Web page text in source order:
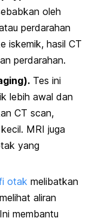
oleh
perdarahan
iskemik, hasil CT
perdarahan.
). Tes ini
lebih awal dan
CT scan,
MRI juga
yang
otak melibatkan
aliran
membantu